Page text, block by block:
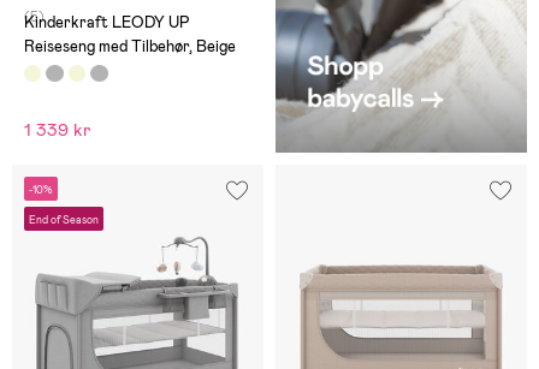
(5)
Kinderkraft LEODY UP
Reiseseng med Tilbehør, Beige
1 339 kr
-10%
End of Season